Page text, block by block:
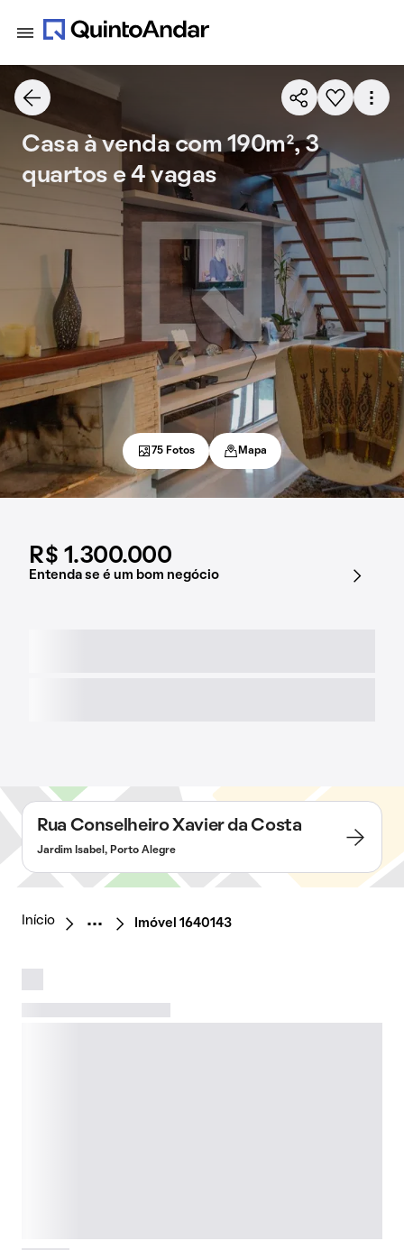
R$ 1.300.000
Entenda se é um bom negócio
Casa à venda com 190m², 3
quartos e 4 vagas
75 Fotos Mapa
Rua Conselheiro Xavier da Costa
Jardim Isabel, Porto Alegre
Início Imóvel 1640143